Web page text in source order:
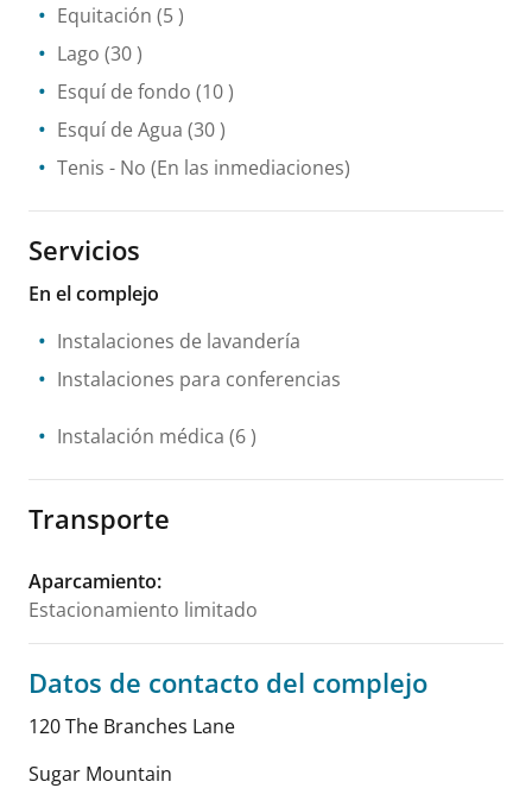
Equitación (5 )
Lago (30 )
Esquí de fondo (10 )
Esquí de Agua (30 )
Tenis - No (En las inmediaciones)
Servicios
En el complejo
Instalaciones de lavandería
Instalaciones para conferencias
Instalación médica (6 )
Transporte
Aparcamiento:
Estacionamiento limitado
Datos de contacto del complejo
120 The Branches Lane
Sugar Mountain